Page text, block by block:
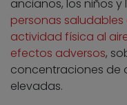
ancianos, los niños
personas
actividad física al
efectos adversos,
concentraciones de
elevadas.